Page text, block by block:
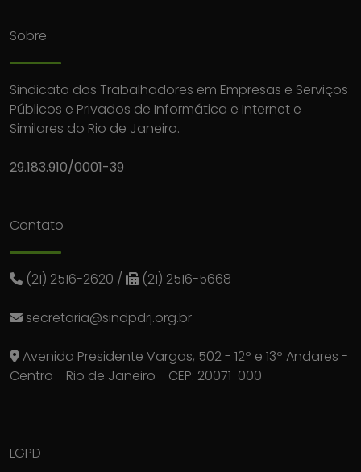
Sobre
Sindicato dos Trabalhadores em Empresas e Serviços
Públicos e Privados de Informática e Internet e
Similares do Rio de Janeiro.
29.183.910/0001-39
Contato
(21) 2516-2620 / (21) 2516-5668
secretaria@sindpdrj.org.br
Avenida Presidente Vargas, 502 - 12º e 13º Andares -
Centro - Rio de Janeiro - CEP: 20071-000
LGPD